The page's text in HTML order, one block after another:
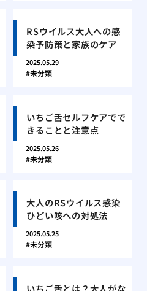
RSウイルス大人への感
染予防策と家族のケア
2025.05.29
未分類
いちご舌セルフケアでで
きることと注意点
2025.05.26
未分類
大人のRSウイルス感染
ひどい咳への対処法
2025.05.25
未分類
いちご舌とは？大人がな